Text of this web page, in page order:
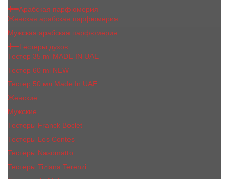
Арабская парфюмерия
Женская арабская парфюмерия
Мужская арабская парфюмерия
Тестеры духов
Тестер 35 ml MADE IN UAE
Тестер 60 ml NEW
Тестер 50 мл Made In UAE
Женские
Мужские
Тестеры Franck Boclet
Тестеры Les Contes
Тестеры Nasomatto
Тестеры Tiziana Terenzi